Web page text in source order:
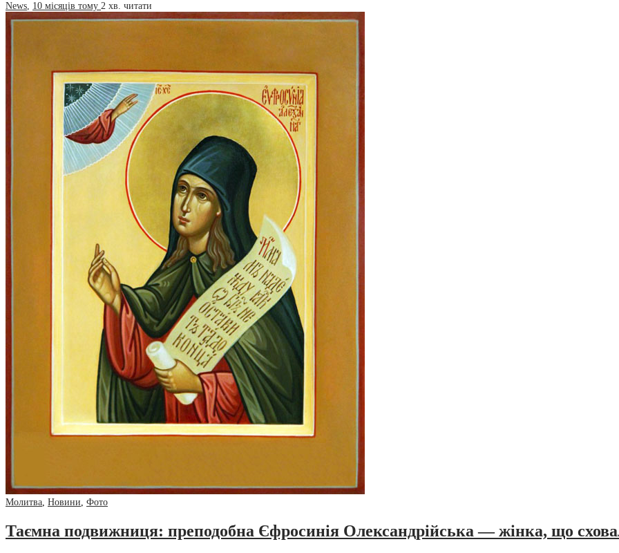
News, 10 місяців тому 2 хв. читати
Молитва, Новини, Фото
Таємна подвижниця: преподобна Єфросинія Олександрійська — жінка, що